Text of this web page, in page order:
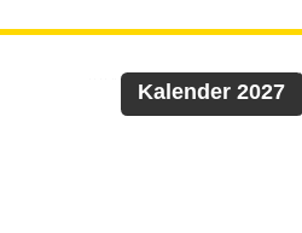
Kalender 2027